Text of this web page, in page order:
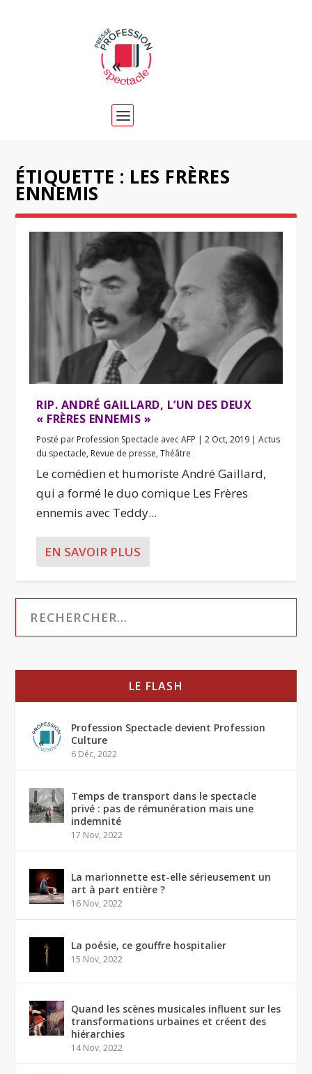
ÉTIQUETTE : LES FRÈRES
ENNEMIS
RIP. ANDRÉ GAILLARD, L’UN DES DEUX
« FRÈRES ENNEMIS »
Posté par Profession Spectacle avec AFP |2 Oct, 2019 |Actus
du spectacle, Revue de presse,Théâtre
Le comédien et humoriste André Gaillard,
qui a formé le duo comique Les Frères
ennemis avec Teddy...
EN SAVOIR PLUS
LE FLASH
Profession Spectacle devient Profession
Culture
6 Déc, 2022
Temps de transport dans le spectacle
privé : pas de rémunération mais une
indemnité
17 Nov, 2022
La marionnette est-elle sérieusement un
art à part entière ?
16 Nov, 2022
La poésie, ce gouffre hospitalier
15 Nov, 2022
Quand les scènes musicales influent sur les
transformations urbaines et créent des
hiérarchies
14 Nov, 2022